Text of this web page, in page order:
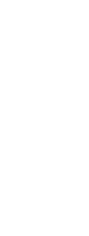
しています
ーザーです
実績があります